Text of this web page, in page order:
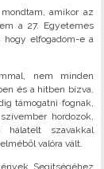
amikor az
a 27. Egyetemes
hogy elfogadom-e a
nem minden
és a hitben bízva,
támogatni fognak,
hordozok,
szavakkal
valóra vált.